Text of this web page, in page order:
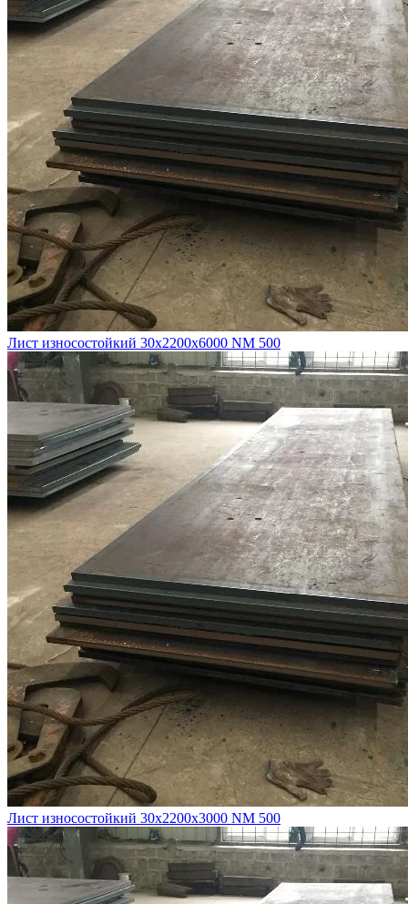
Лист износостойкий 30х2200х6000 NM 500
Лист износостойкий 30х2200х3000 NM 500